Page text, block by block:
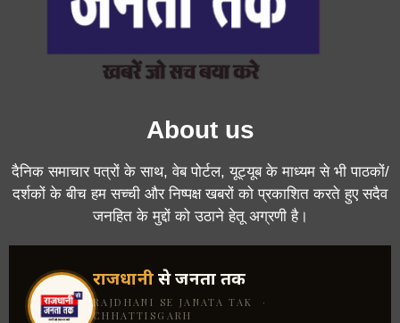
About us
दैनिक समाचार पत्रों के साथ, वेब पोर्टल, यूट्यूब के माध्यम से भी पाठकों/
दर्शकों के बीच हम सच्ची और निष्पक्ष खबरों को प्रकाशित करते हुए सदैव
जनहित के मुद्दों को उठाने हेतू अग्रणी है।
राजधानीसे जनता तक
RAJDHANI SE JANATA TAK ·
CHHATTISGARH